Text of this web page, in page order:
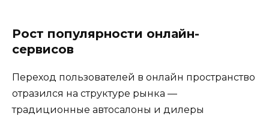
Рост популярности онлайн-
сервисов
Переход пользователей в онлайн пространство
отразился на структуре рынка —
традиционные автосалоны и дилеры